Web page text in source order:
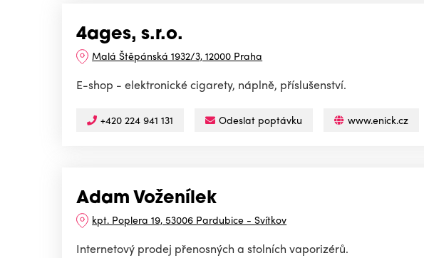
4ages, s.r.o.
Malá Štěpánská 1932/3, 12000 Praha
E-shop - elektronické cigarety, náplně, příslušenství.
+420 224 941 131 Odeslat poptávku www.enick.cz
Adam Voženílek
kpt. Poplera 19, 53006 Pardubice - Svítkov
Internetový prodej přenosných a stolních vaporizérů.